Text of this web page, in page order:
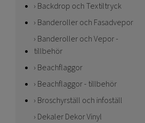
Backdrop och Textiltryck
Banderoller och Fasadvepor
Banderoller och Vepor -
tillbehör
Beachflaggor
Beachflaggor - tillbehör
Broschyrställ och infoställ
Dekaler Dekor Vinyl